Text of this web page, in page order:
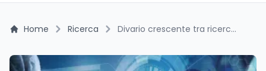
Home Ricerca Divario crescente tra ricerca scientifica e bisogni sanitari globali: un grido d’allarme dagli esperti